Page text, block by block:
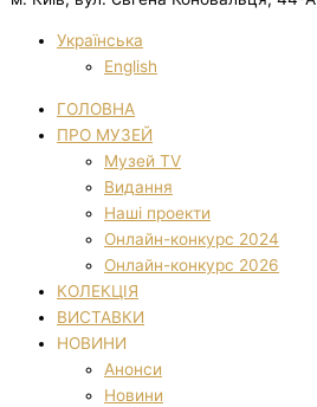
Українська
English
ГОЛОВНА
ПРО МУЗЕЙ
Музей TV
Видання
Наші проекти
Онлайн-конкурс 2024
Онлайн-конкурс 2026
КОЛЕКЦІЯ
ВИСТАВКИ
НОВИНИ
Анонси
Новини